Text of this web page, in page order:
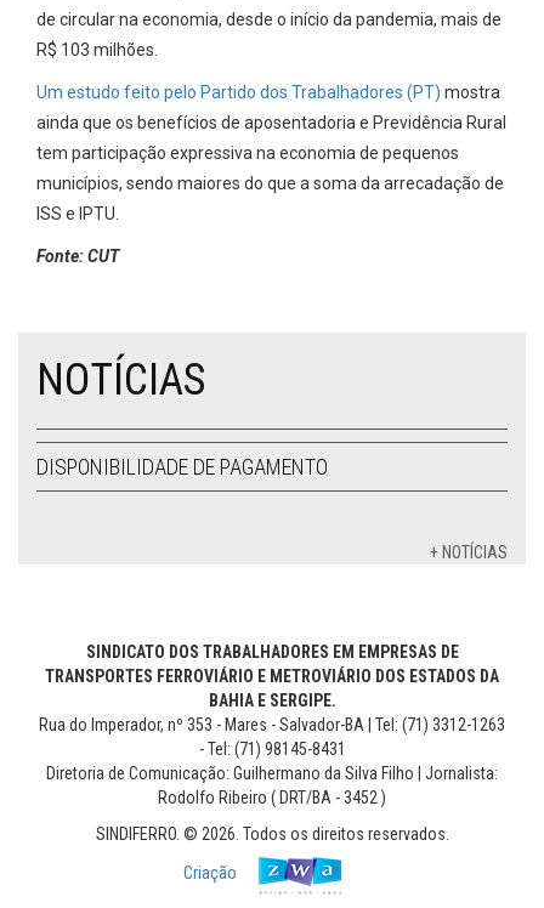
de circular na economia, desde o início da pandemia, mais de
R$ 103 milhões.
Um estudo feito pelo Partido dos Trabalhadores (PT) mostra
ainda que os benefícios de aposentadoria e Previdência Rural
tem participação expressiva na economia de pequenos
municípios, sendo maiores do que a soma da arrecadação de
ISS e IPTU.
Fonte: CUT
NOTÍCIAS
DISPONIBILIDADE DE PAGAMENTO
+ NOTÍCIAS
SINDICATO DOS TRABALHADORES EM EMPRESAS DE
TRANSPORTES FERROVIÁRIO E METROVIÁRIO DOS ESTADOS DA
BAHIA E SERGIPE.
Rua do Imperador, nº 353 - Mares - Salvador-BA | Tel: (71) 3312-1263
- Tel: (71) 98145-8431
Diretoria de Comunicação: Guilhermano da Silva Filho | Jornalista:
Rodolfo Ribeiro ( DRT/BA - 3452 )
SINDIFERRO. © 2026. Todos os direitos reservados.
Criação